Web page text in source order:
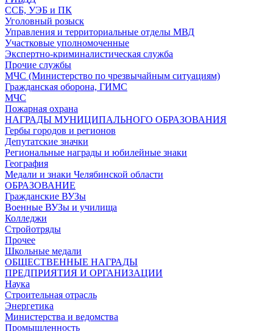
ССБ, УЭБ и ПК
Уголовный розыск
Управления и территориальные отделы МВД
Участковые уполномоченные
Экспертно-криминалистическая служба
Прочие службы
МЧС (Министерство по чрезвычайным ситуациям)
Гражданская оборона, ГИМС
МЧС
Пожарная охрана
НАГРАДЫ МУНИЦИПАЛЬНОГО ОБРАЗОВАНИЯ
Гербы городов и регионов
Депутатские значки
Региональные награды и юбилейные знаки
География
Медали и знаки Челябинской области
ОБРАЗОВАНИЕ
Гражданские ВУЗы
Военные ВУЗы и училища
Колледжи
Стройотряды
Прочее
Школьные медали
ОБЩЕСТВЕННЫЕ НАГРАДЫ
ПРЕДПРИЯТИЯ И ОРГАНИЗАЦИИ
Наука
Строительная отрасль
Энергетика
Министерства и ведомства
Промышленность